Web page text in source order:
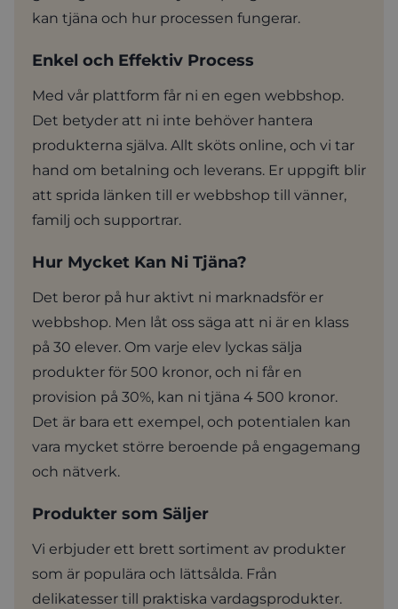
kan tjäna och hur processen fungerar.
Enkel och Effektiv Process
Med vår plattform får ni en egen webbshop.
Det betyder att ni inte behöver hantera
produkterna själva. Allt sköts online, och vi tar
hand om betalning och leverans. Er uppgift blir
att sprida länken till er webbshop till vänner,
familj och supportrar.
Hur Mycket Kan Ni Tjäna?
Det beror på hur aktivt ni marknadsför er
webbshop. Men låt oss säga att ni är en klass
på 30 elever. Om varje elev lyckas sälja
produkter för 500 kronor, och ni får en
provision på 30%, kan ni tjäna 4 500 kronor.
Det är bara ett exempel, och potentialen kan
vara mycket större beroende på engagemang
och nätverk.
Produkter som Säljer
Vi erbjuder ett brett sortiment av produkter
som är populära och lättsålda. Från
delikatesser till praktiska vardagsprodukter.